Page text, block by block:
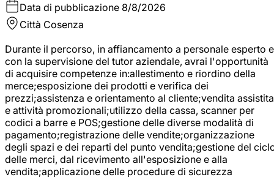
Data di pubblicazione 8/8/2026
Città Cosenza
Durante il percorso, in affiancamento a personale esperto e
con la supervisione del tutor aziendale, avrai l'opportunità
di acquisire competenze in:allestimento e riordino della
merce;esposizione dei prodotti e verifica dei
prezzi;assistenza e orientamento al cliente;vendita assistita
e attività promozionali;utilizzo della cassa, scanner per
codici a barre e POS;gestione delle diverse modalità di
pagamento;registrazione delle vendite;organizzazione
degli spazi e dei reparti del punto vendita;gestione del
delle merci, dal ricevimento all'esposizione e alla
vendita;applicazione delle procedure di sicurezza